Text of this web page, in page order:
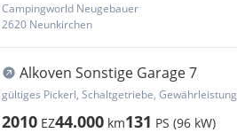
Campingworld Neugebauer
2620 Neunkirchen
Alkoven Sonstige Garage 7
gültiges Pickerl, Schaltgetriebe, Gewährleistung
2010 EZ44.000 km131 PS (96 kW)